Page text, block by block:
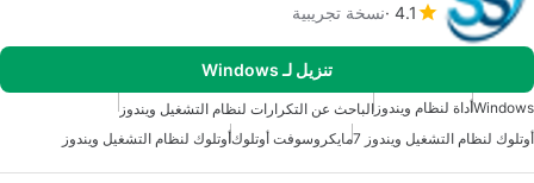
4.1 نسخة تجريبية
تنزيل لـ Windows
Windowsأداة لنظام ويندوز الباحث عن التكرارات لنظام التشغيل ويندوز
أوتلوك لنظام التشغيل ويندوز 7
مايكروسوفت أوتلوكأوتلوك لنظام التشغيل ويندوز